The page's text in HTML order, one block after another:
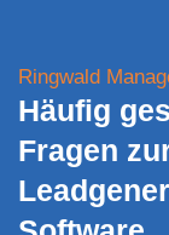
Ringwald
Häufig
Fragen